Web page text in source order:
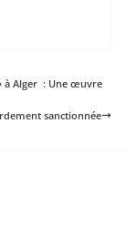
à Alger : Une œuvre
sanctionnée